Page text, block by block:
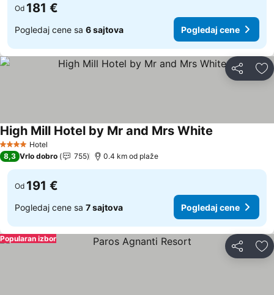
Od 181 €
Pogledaj cene sa 6 sajtova Pogledaj cene
Deli
4 ZvezdiceHotel
High Mill Hotel by Mr and Mrs White
8,3 Vrlo dobro 755 0.4 km od plaže
Od 191 €
Pogledaj cene sa 7 sajtova Pogledaj cene
Deli
Popularan izbor